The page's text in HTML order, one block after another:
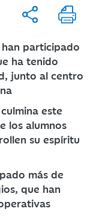
participado
ha tenido
junto al centro
este
los alumnos
su espíritu
más de
que han